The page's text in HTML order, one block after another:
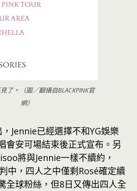
了。（圖／翻攝自BLACKPINK官
網）
Jennie已經選擇不和YG娛樂
會安可場結束後正式宣布。另
將與Jennie一樣不續約，
中，四人之中僅剩Rosé確定續
全球粉絲，但8日又傳出四人全